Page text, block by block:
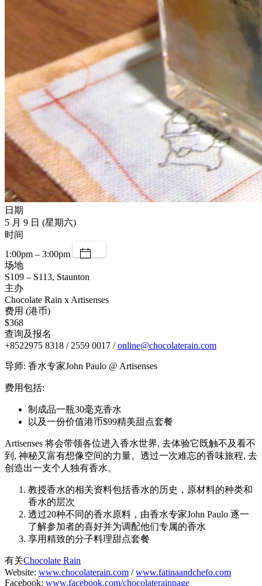
日期
5 月 9 日 (星期六)
时间
1:00pm – 3:00pm
场地
S109 – S113, Staunton
主办
Chocolate Rain x Artisenses
费用 (港币)
$368
查询及报名
+8522975 8318 / 2559 0017 /online@chocolaterain.com
导师: 香水专家John Paulo @ Artisenses
费用包括:
制成品一瓶30毫克香水
以及一份价值港币$99精美甜点套餐
Artisenses 将会带领各位进入香水世界, 去体验它既触不及看不
到, 神秘又富有想像空间的力量。透过一次难忘的香味旅程, 去
创造出一支个人独有香水。
教授香水的相关资料包括香水的历史，原材料的种类和
香水的层次
透过20种不同的香水原料，由香水专家John Paulo 逐一
了解参加者的喜好并为调配他们专属的香水
享用精致的分子料理甜点套餐
有关Chocolate Rain
Website: www.chocolaterain.com /www.fatinaandchefo.com
Facebook: www.facebook.com/chocolaterainpage